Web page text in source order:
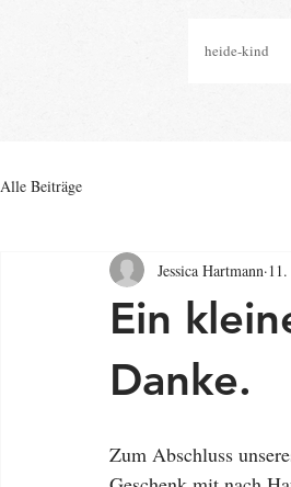
heide-kind
Alle Beiträge
Ein
Danke.
Jessica Hartmann
Zum Abschluss